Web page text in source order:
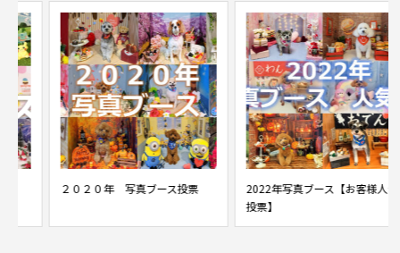
２０２０年 写真ブース投票
2022年写真ブース【お客様人気
投票】